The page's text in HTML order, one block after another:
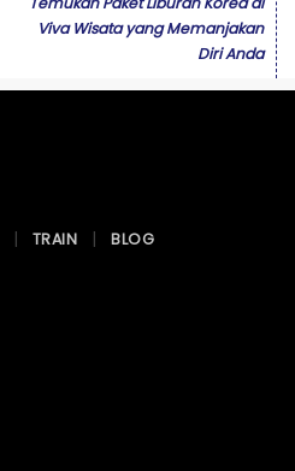
Viva Wisata yang Memanjakan
Diri Anda
TRAIN BLOG